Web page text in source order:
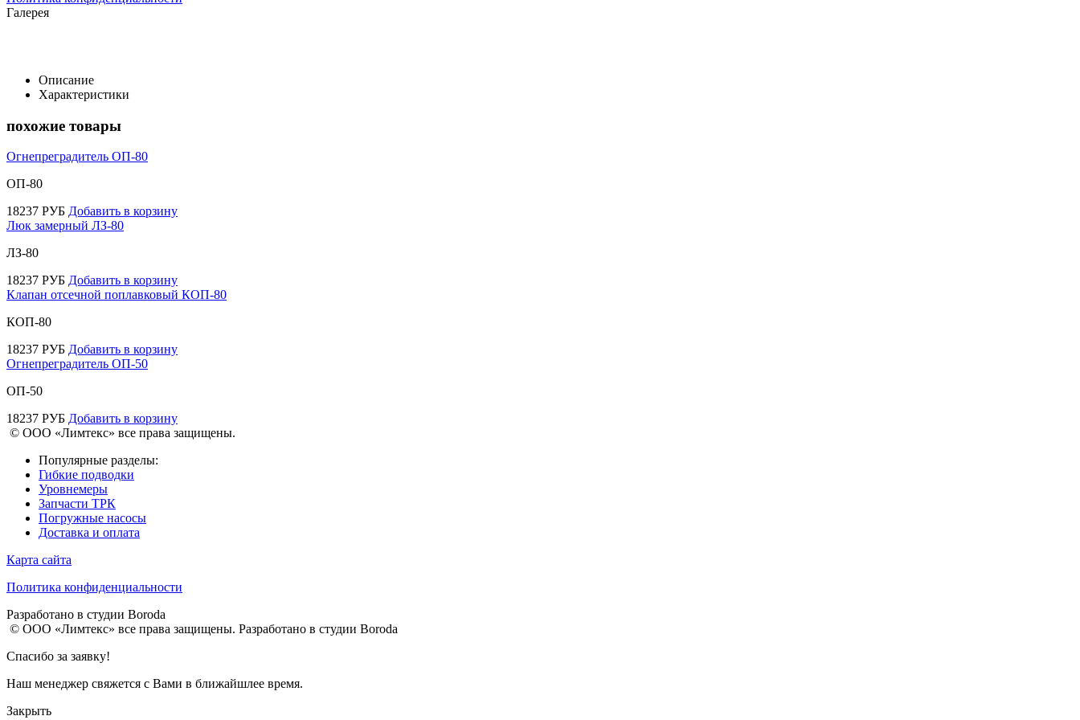
Галерея
Описание
Характеристики
похожие товары
Огнепреградитель ОП-80
ОП-80
18237 РУБ Добавить в корзину
Люк замерный ЛЗ-80
ЛЗ-80
18237 РУБ Добавить в корзину
Клапан отсечной поплавковый КОП-80
КОП-80
18237 РУБ Добавить в корзину
Огнепреградитель ОП-50
ОП-50
18237 РУБ Добавить в корзину
© ООО «Лимтекс» все права защищены.
Популярные разделы:
Гибкие подводки
Уровнемеры
Запчасти ТРК
Погружные насосы
Доставка и оплата
Карта сайта
Политика конфиденциальности
Разработано в студии Boroda
© ООО «Лимтекс» все права защищены. Разработано в студии Boroda
Спасибо за заявку!
Наш менеджер свяжется с Вами в ближайшлее время.
Закрыть